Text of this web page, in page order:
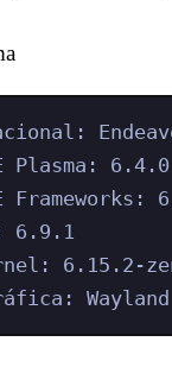
Plasma: 6.4.0
Frameworks:
6.9.1
6.15.2-
Wayland